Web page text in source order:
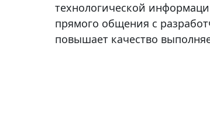
технологической
прямого общения с
повышает качество